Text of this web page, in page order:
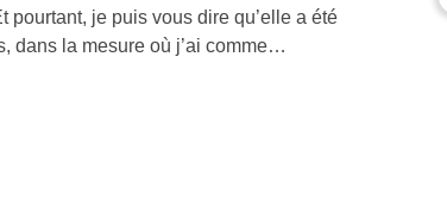
pourtant, je puis vous dire qu’elle a été
dans la mesure où j’ai comme…